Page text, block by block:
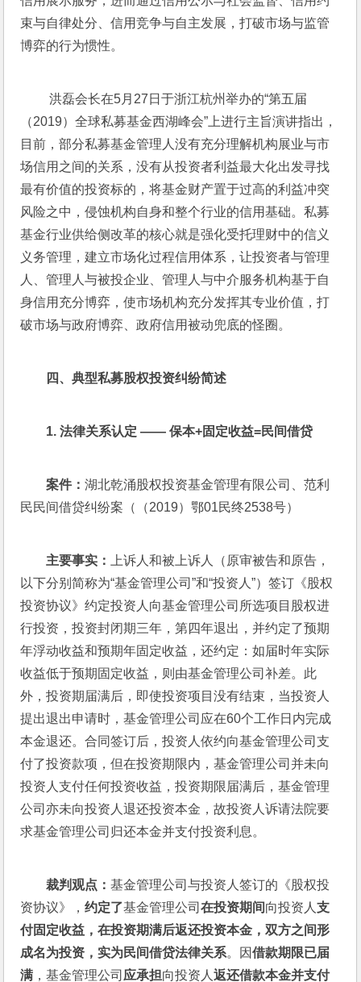
束与自律处分、信用竞争与自主发展，打破市场与监管
博弈的行为惯性。
洪磊会长在5月27日于浙江杭州举办的“第五届
（2019）全球私募基金西湖峰会”上进行主旨演讲指出，
目前，部分私募基金管理人没有充分理解机构展业与市
场信用之间的关系，没有从投资者利益最大化出发寻找
最有价值的投资标的，将基金财产置于过高的利益冲突
风险之中，侵蚀机构自身和整个行业的信用基础。私募
基金行业供给侧改革的核心就是强化受托理财中的信义
义务管理，建立市场化过程信用体系，让投资者与管理
人、管理人与被投企业、管理人与中介服务机构基于自
身信用充分博弈，使市场机构充分发挥其专业价值，打
破市场与政府博弈、政府信用被动兜底的怪圈。
四、典型私募股权投资纠纷简述
1. 法律关系认定 —— 保本+固定收益=民间借贷
案件：湖北乾涌股权投资基金管理有限公司、范利
民民间借贷纠纷案（（2019）鄂01民终2538号）
主要事实：
上诉人和被上诉人（原审被告和原告，
以下分别简称为“基金管理公司”和“投资人”）签订《股权
投资协议》约定投资人向基金管理公司所选项目股权进
行投资，投资封闭期三年，第四年退出，并约定了预期
年浮动收益和预期年固定收益，还约定：如届时年实际
收益低于预期固定收益，则由基金管理公司补差。此
外，投资期届满后，即使投资项目没有结束，当投资人
提出退出申请时，基金管理公司应在60个工作日内完成
本金退还。合同签订后，投资人依约向基金管理公司支
付了投资款项，但在投资期限内，基金管理公司并未向
投资人支付任何投资收益，投资期限届满后，基金管理
公司亦未向投资人退还投资本金，故投资人诉请法院要
求基金管理公司归还本金并支付投资利息。
裁判观点：基金管理公司与投资人签订的《股权投
资协议》，约定了基金管理公司在投资期间向投资人支
付固定收益，在投资期满后返还投资本金，双方之间形
成名为投资，实为民间借贷法律关系。因借款期限已届
满 ，基金管理公司 应承担向投资人返还借款本金并支付